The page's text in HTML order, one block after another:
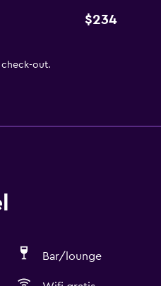
$234
check-out.
Bar/lounge